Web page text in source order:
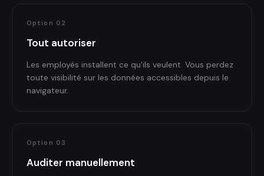
Option 02
Tout autoriser
Les employés installent ce qu'ils veulent. Vous perdez
toute visibilité sur les données accessibles depuis le
navigateur.
Option 03
Auditer manuellement